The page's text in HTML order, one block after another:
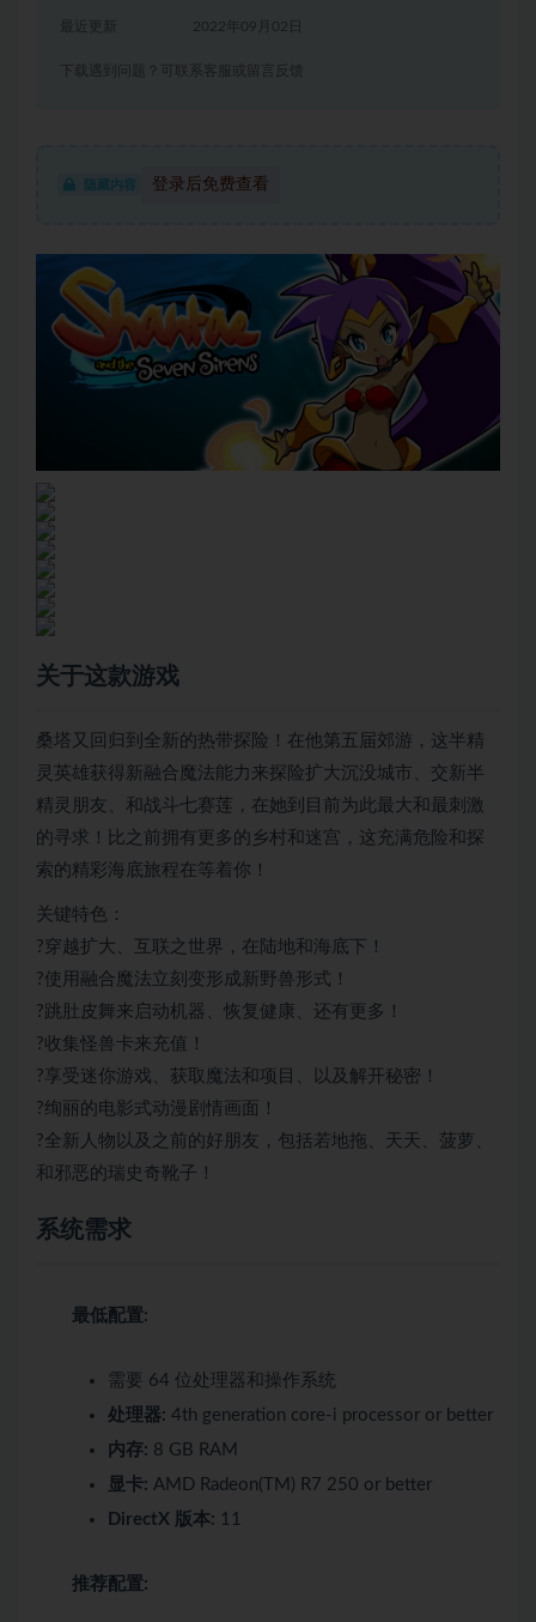
2022年09月02日
下载遇到问题？可联系客服或留言反馈
隐藏内容 登录后免费查看
关于这款游戏
桑塔又回归到全新的热带探险！在他第五届郊游，这半精
灵英雄获得新融合魔法能力来探险扩大沉没城市、交新半
精灵朋友、和战斗七赛莲，在她到目前为此最大和最刺激
的寻求！比之前拥有更多的乡村和迷宫，这充满危险和探
索的精彩海底旅程在等着你！
关键特色：
?穿越扩大、互联之世界，在陆地和海底下！
?使用融合魔法立刻变形成新野兽形式！
?跳肚皮舞来启动机器、恢复健康、还有更多！
?收集怪兽卡来充值！
?享受迷你游戏、获取魔法和项目、以及解开秘密！
?绚丽的电影式动漫剧情画面！
?全新人物以及之前的好朋友，包括若地拖、天天、菠萝、
和邪恶的瑞史奇靴子！
系统需求
最低配置:
需要 64 位处理器和操作系统
处理器: 4th generation core-i processor or better
内存: 8 GB RAM
显卡: AMD Radeon(TM) R7 250 or better
DirectX 版本: 11
推荐配置: